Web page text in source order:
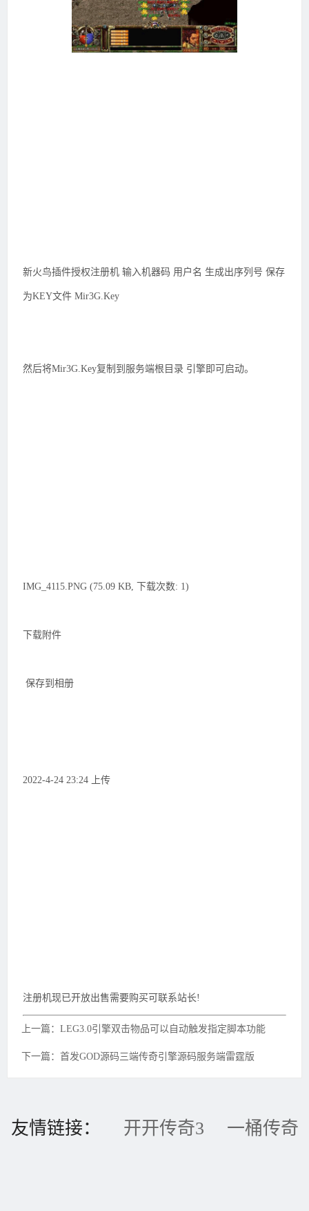
新火鸟插件授权注册机 输入机器码 用户名 生成出序列号 保存
为KEY文件 Mir3G.Key
然后将Mir3G.Key复制到服务端根目录 引擎即可启动。
IMG_4115.PNG (75.09 KB, 下载次数: 1)
下载附件
保存到相册
2022-4-24 23:24 上传
注册机现已开放出售需要购买可联系站长!
上一篇：LEG3.0引擎双击物品可以自动触发指定脚本功能
下一篇：首发GOD源码三端传奇引擎源码服务端雷霆版
友情链接： 开开传奇3
一桶传奇